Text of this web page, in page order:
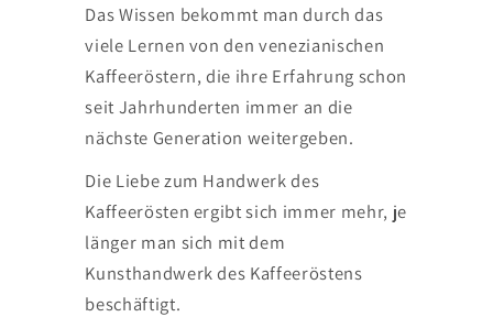
Das Wissen bekommt man durch das
viele Lernen von den venezianischen
Kaffeeröstern, die ihre Erfahrung schon
seit Jahrhunderten immer an die
nächste Generation weitergeben.
Die Liebe zum Handwerk des
Kaffeerösten ergibt sich immer mehr, je
länger man sich mit dem
Kunsthandwerk des Kaffeeröstens
beschäftigt.